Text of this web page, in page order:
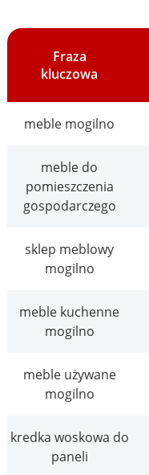
Fraza
kluczowa
meble mogilno
meble do
pomieszczenia
gospodarczego
sklep meblowy
mogilno
meble kuchenne
mogilno
meble używane
mogilno
kredka woskowa do
paneli